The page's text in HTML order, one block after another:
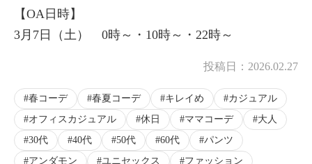
【OA日時】
3月7日（土） 0時～・10時～・22時～
投稿日： 2026.02.27
春コーデ 春夏コーデ キレイめ
カジュアル
オフィスカジュアル
休日 ママコーデ
大人
30代
40代 50代 60代
パンツ
アンダモン
ユニセックス
ファッション